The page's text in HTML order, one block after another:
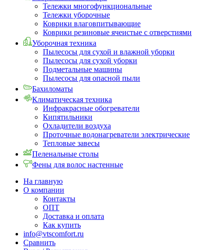
Тележки многофункциональные
Тележки уборочные
Коврики влаговпитывающие
Коврики резиновые ячеистые с отверстиями
Уборочная техника
Пылесосы для сухой и влажной уборки
Пылесосы для сухой уборки
Подметальные машины
Пылесосы для опасной пыли
Бахиломаты
Климатическая техника
Инфракрасные обогреватели
Кипятильники
Охладители воздуха
Проточные водонагреватели электрические
Тепловые завесы
Пеленальные столы
Фены для волос настенные
На главную
О компании
Контакты
ОПТ
Доставка и оплата
Как купить
info@vtscomfort.ru
Сравнить